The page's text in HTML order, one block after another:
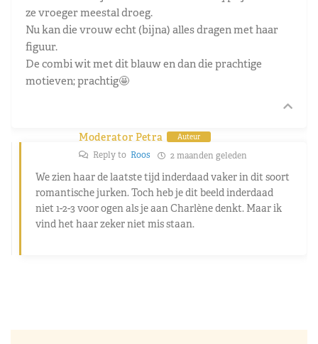
ze vroeger meestal droeg.
Nu kan die vrouw echt (bijna) alles dragen met haar
figuur.
De combi wit met dit blauw en dan die prachtige
motieven; prachtig🤩
Moderator Petra Auteur
Reply to Roos 2 maanden geleden
We zien haar de laatste tijd inderdaad vaker in dit soort
romantische jurken. Toch heb je dit beeld inderdaad
niet 1-2-3 voor ogen als je aan Charlène denkt. Maar ik
vind het haar zeker niet mis staan.